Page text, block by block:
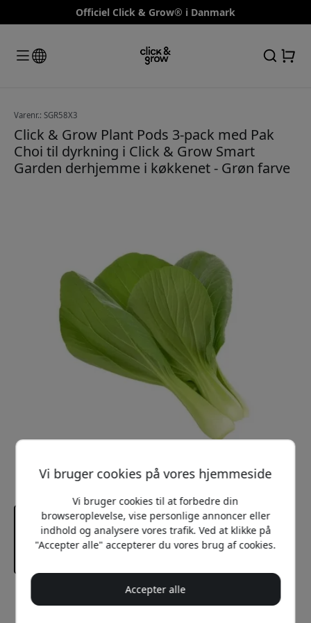
Officiel Click & Grow® i Danmark
Varenr.: SGR58X3
Click & Grow Plant Pods 3-pack med Pak
Choi til dyrkning i Click & Grow Smart
Garden derhjemme i køkkenet - Grøn farve
Anbefalet pris
Vi bruger cookies på vores hjemmeside
Vi bruger cookies til at forbedre din
browseroplevelse, vise personlige annoncer eller
indhold og analysere vores trafik. Ved at klikke på
"Accepter alle" accepterer du vores brug af cookies.
Accepter alle